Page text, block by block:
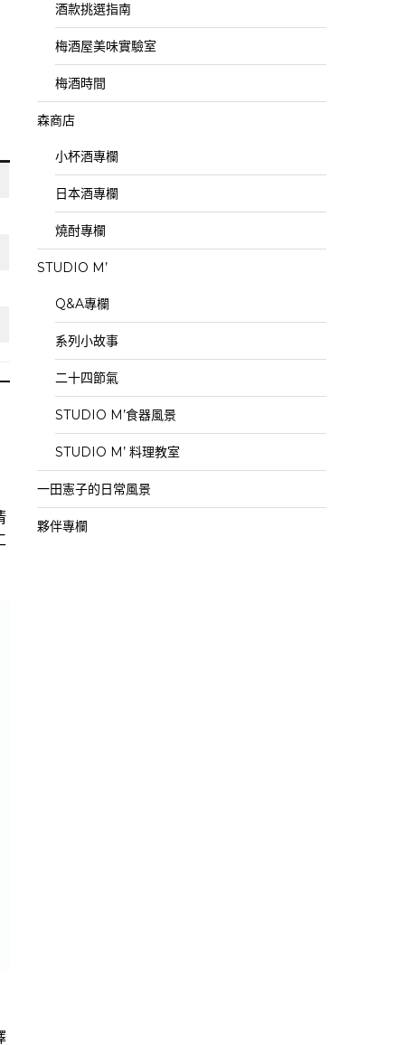
酒款挑選指南
梅酒屋美味實驗室
梅酒時間
森商店
小杯酒專欄
日本酒專欄
燒酎專欄
STUDIO M’
Q&A專欄
系列小故事
二十四節氣
STUDIO M’食器風景
STUDIO M’ 料理教室
一田憲子的日常風景
夥伴專欄